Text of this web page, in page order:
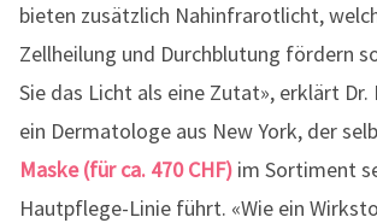
bieten zusätzlich Nahinfrarotlicht,
Zellheilung und Durchblutung fördern
Sie das Licht als eine Zutat», erklärt Dr.
ein Dermatologe aus New York, der
Maske (für ca. 470 CHF) im Sortiment
Hautpflege-Linie führt. «Wie ein